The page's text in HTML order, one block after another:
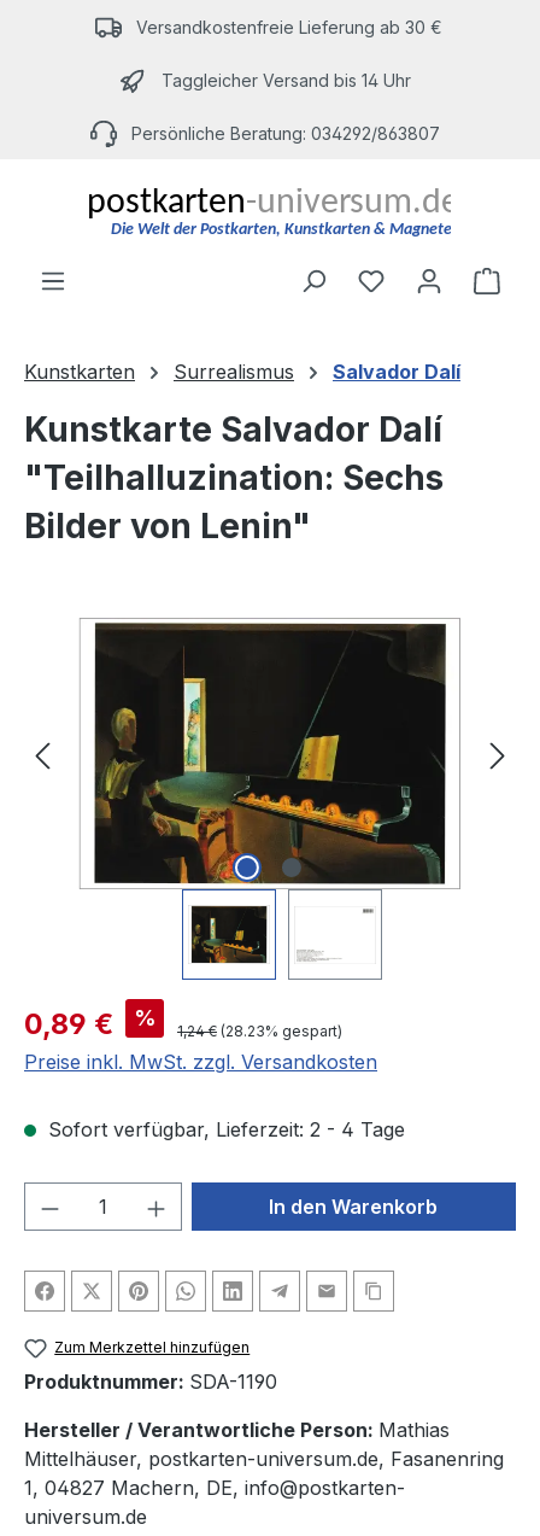
Zum Hauptinhalt springenVersandkostenfreie Lieferung ab 30 €
Taggleicher Versand bis 14 Uhr
Persönliche Beratung: 034292/863807
Du hast 0
Kunstkarten Surrealismus Salvador Dalí
Kunstkarte Salvador Dalí
"Teilhalluzination: Sechs
Bilder von Lenin"
Bildergalerie überspringen
Verkaufspreis:
0,89 € % Regulärer Preis:
1,24 € (28.23% gespart)
Preise inkl. MwSt. zzgl. Versandkosten
Sofort verfügbar, Lieferzeit: 2 - 4 Tage
Produkt Anzahl: Gib denIn den Warenkorb
Zum Merkzettel hinzufügen
Produktnummer: SDA-1190
Hersteller / Verantwortliche Person: Mathias
Mittelhäuser, postkarten-universum.de, Fasanenring
1, 04827 Machern, DE, info@postkarten-
universum.de